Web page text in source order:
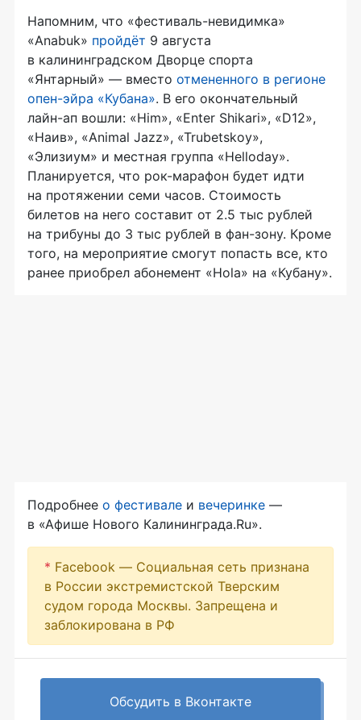
Напомним, что «фестиваль-невидимка»
«Anabuk» пройдёт 9 августа
в калининградском Дворце спорта
«Янтарный» — вместо отмененного в регионе
опен-эйра «Кубана». В его окончательный
лайн-ап вошли: «Him», «Enter Shikari», «D12»,
«Наив», «Animal Jazz», «Trubetskoy»,
«Элизиум» и местная группа «Helloday».
Планируется, что рок-марафон будет идти
на протяжении семи часов. Стоимость
билетов на него составит от 2.5 тыс рублей
на трибуны до 3 тыс рублей в фан-зону. Кроме
того, на мероприятие смогут попасть все, кто
ранее приобрел абонемент «Hola» на «Кубану».
Подробнее о фестивале и вечеринке —
в «Афише Нового Калининграда.Ru».
* Facebook — Социальная сеть признана
в России экстремистской Тверским
судом города Москвы. Запрещена и
заблокирована в РФ
Обсудить в Вконтакте